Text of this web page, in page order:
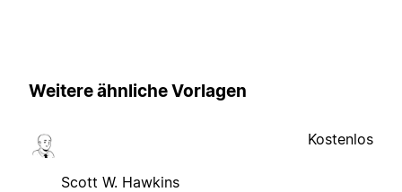
Weitere ähnliche Vorlagen
Scott W. Hawkins
Kostenlos